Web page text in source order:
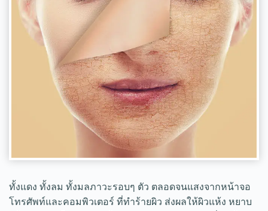
ทั้งแดง ทั้งลม ทั้งมลภาวะรอบๆ ตัว ตลอดจนแสงจากหน้าจอ
โทรศัพท์และคอมพิวเตอร์ ที่ทำร้ายผิว ส่งผลให้ผิวแห้ง หยาบ